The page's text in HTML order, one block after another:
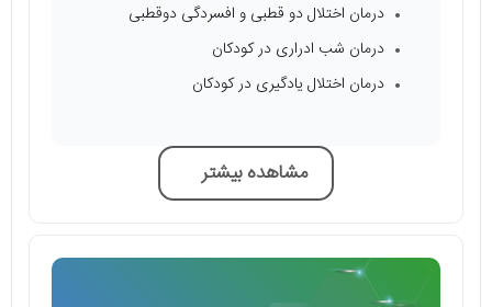
درمان اختلال دو قطبی و افسردگی دوقطبی
درمان شب ادراری در کودکان
درمان اختلال یادگیری در کودکان
مشاهده بیشتر